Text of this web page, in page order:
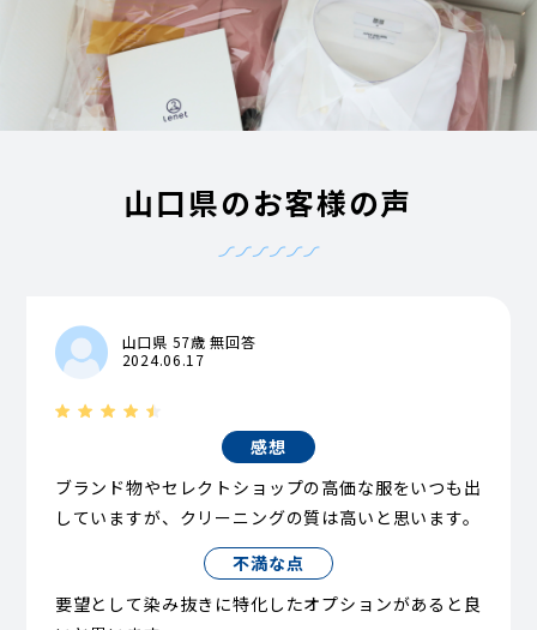
山口県のお客様の声
山口県 57歳 無回答
2024.06.17
感想
ブランド物やセレクトショップの高価な服をいつも出
していますが、クリーニングの質は高いと思います。
不満な点
要望として染み抜きに特化したオプションがあると良